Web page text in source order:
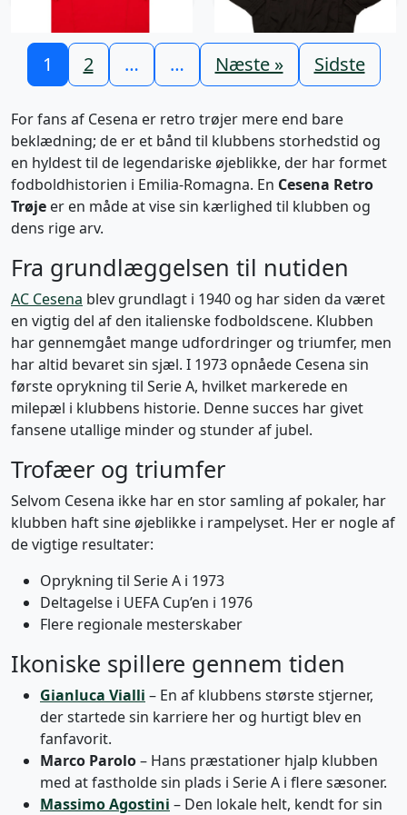
1 2 … … Næste » Sidste
For fans af Cesena er retro trøjer mere end bare
beklædning; de er et bånd til klubbens storhedstid og
en hyldest til de legendariske øjeblikke, der har formet
fodboldhistorien i Emilia-Romagna. En Cesena Retro
Trøje er en måde at vise sin kærlighed til klubben og
dens rige arv.
Fra grundlæggelsen til nutiden
AC Cesena blev grundlagt i 1940 og har siden da været
en vigtig del af den italienske fodboldscene. Klubben
har gennemgået mange udfordringer og triumfer, men
har altid bevaret sin sjæl. I 1973 opnåede Cesena sin
første oprykning til Serie A, hvilket markerede en
milepæl i klubbens historie. Denne succes har givet
fansene utallige minder og stunder af jubel.
Trofæer og triumfer
Selvom Cesena ikke har en stor samling af pokaler, har
klubben haft sine øjeblikke i rampelyset. Her er nogle af
de vigtige resultater:
Oprykning til Serie A i 1973
Deltagelse i UEFA Cup’en i 1976
Flere regionale mesterskaber
Ikoniske spillere gennem tiden
Gianluca Vialli – En af klubbens største stjerner,
der startede sin karriere her og hurtigt blev en
fanfavorit.
Marco Parolo– Hans præstationer hjalp klubben
med at fastholde sin plads i Serie A i flere sæsoner.
Massimo Agostini – Den lokale helt, kendt for sin